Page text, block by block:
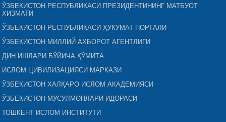
ЎЗБЕКИСТОН РЕСПУБЛИКАСИ ПРЕЗИДЕНТИНИНГ МАТБУОТ
ХИЗМАТИ
ЎЗБЕКИСТОН РЕСПУБЛИКАСИ ҲУКУМАТ ПОРТАЛИ
ЎЗБЕКИСТОН МИЛЛИЙ АХБОРОТ АГЕНТЛИГИ
ДИН ИШЛАРИ БЎЙИЧА ҚЎМИТА
ИСЛОМ ЦИВИЛИЗАЦИЯСИ МАРКАЗИ
ЎЗБЕКИСТОН ХАЛҚАРО ИСЛОМ АКАДЕМИЯСИ
ЎЗБЕКИСТОН МУСУЛМОНЛАРИ ИДОРАСИ
ТОШКЕНТ ИСЛОМ ИНСТИТУТИ